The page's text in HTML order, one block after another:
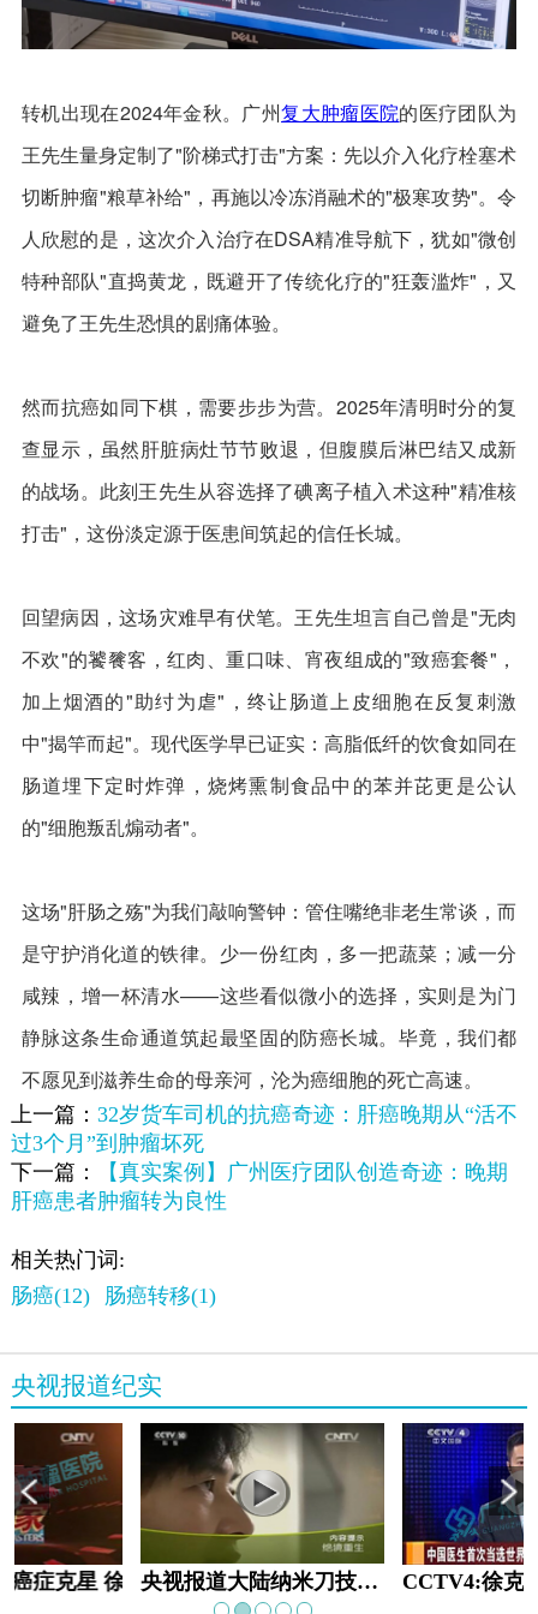
转机出现在2024年金秋。广州复大肿瘤医院的医疗团队为
王先生量身定制了"阶梯式打击"方案：先以介入化疗栓塞术
切断肿瘤"粮草补给"，再施以冷冻消融术的"极寒攻势"。令
人欣慰的是，这次介入治疗在DSA精准导航下，犹如"微创
特种部队"直捣黄龙，既避开了传统化疗的"狂轰滥炸"，又
避免了王先生恐惧的剧痛体验。
然而抗癌如同下棋，需要步步为营。2025年清明时分的复
查显示，虽然肝脏病灶节节败退，但腹膜后淋巴结又成新
的战场。此刻王先生从容选择了碘离子植入术这种"精准核
打击"，这份淡定源于医患间筑起的信任长城。
回望病因，这场灾难早有伏笔。王先生坦言自己曾是"无肉
不欢"的饕餮客，红肉、重口味、宵夜组成的"致癌套餐"，
加上烟酒的"助纣为虐"，终让肠道上皮细胞在反复刺激
中"揭竿而起"。现代医学早已证实：高脂低纤的饮食如同在
肠道埋下定时炸弹，烧烤熏制食品中的苯并芘更是公认
的"细胞叛乱煽动者"。
这场"肝肠之殇"为我们敲响警钟：管住嘴绝非老生常谈，而
是守护消化道的铁律。少一份红肉，多一把蔬菜；减一分
咸辣，增一杯清水——这些看似微小的选择，实则是为门
静脉这条生命通道筑起最坚固的防癌长城。毕竟，我们都
不愿见到滋养生命的母亲河，沦为癌细胞的死亡高速。
上一篇： 32岁货车司机的抗癌奇迹：肝癌晚期从“活不
过3个月”到肿瘤坏死
下一篇：
【真实案例】广州医疗团队创造奇迹：晚期
肝癌患者肿瘤转为良性
相关热门词:
肠癌(12)
肠癌转移(1)
央视报道纪实
癌症克星 徐克成 央视报道大陆纳米刀技术手术：绝境重生